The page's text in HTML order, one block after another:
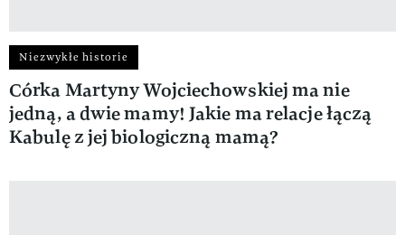
Niezwykłe historie
Córka Martyny Wojciechowskiej ma nie
jedną, a dwie mamy! Jakie ma relacje łączą
Kabulę z jej biologiczną mamą?